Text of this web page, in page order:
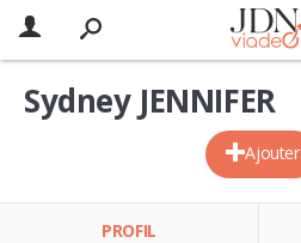
Ajouter
Sydney JENNIFER
PROFIL